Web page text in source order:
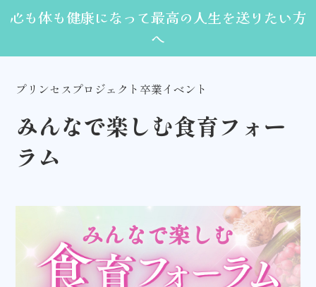
心も体も健康になって最高の人生を送りたい方
へ
プリンセスプロジェクト卒業イベント
みんなで楽しむ食育フォー
ラム